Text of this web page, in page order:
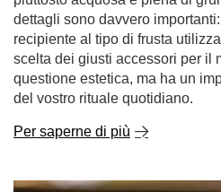
dettagli sono davvero
recipiente al tipo di frusta
scelta dei giusti accessori per il
questione estetica, ma ha un
del vostro rituale quotidiano.
Per saperne di più